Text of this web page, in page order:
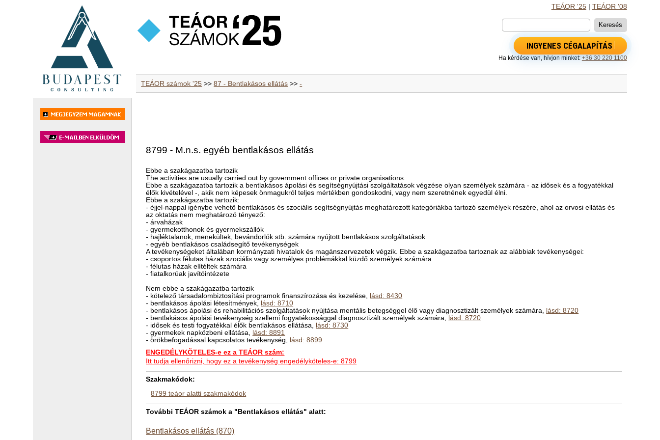
TEÁOR '25| TEÁOR '08
INGYENES CÉGALAPÍTÁS
Ha kérdése van, hívjon minket: +36 30 220 1100
TEÁOR számok '25 >>87 - Bentlakásos ellátás >>-
8799 - M.n.s. egyéb bentlakásos ellátás
Ebbe a szakágazatba tartozik
The activities are usually carried out by government offices or private organisations.
Ebbe a szakágazatba tartozik a bentlakásos ápolási és segítségnyújtási szolgáltatások végzése olyan személyek számára - az idősek és a fogyatékkal
élők kivételével -, akik nem képesek önmagukról teljes mértékben gondoskodni, vagy nem szeretnének egyedül élni.
Ebbe a szakágazatba tartozik:
- éjjel-nappal igénybe vehető bentlakásos és szociális segítségnyújtás meghatározott kategóriákba tartozó személyek részére, ahol az orvosi ellátás és
az oktatás nem meghatározó tényező:
- árvaházak
- gyermekotthonok és gyermekszállók
- hajléktalanok, menekültek, bevándorlók stb. számára nyújtott bentlakásos szolgáltatások
- egyéb bentlakásos családsegítő tevékenységek
A tevékenységeket általában kormányzati hivatalok és magánszervezetek végzik. Ebbe a szakágazatba tartoznak az alábbiak tevékenységei:
- csoportos félutas házak szociális vagy személyes problémákkal küzdő személyek számára
- félutas házak elítéltek számára
- fiatalkorúak javítóintézete
Nem ebbe a szakágazatba tartozik
- kötelező társadalombiztosítási programok finanszírozása és kezelése, lásd: 8430
- bentlakásos ápolási létesítmények, lásd: 8710
- bentlakásos ápolási és rehabilitációs szolgáltatások nyújtása mentális betegséggel élő vagy diagnosztizált személyek számára, lásd: 8720
- bentlakásos ápolási tevékenység szellemi fogyatékossággal diagnosztizált személyek számára, lásd: 8720
- idősek és testi fogyatékkal élők bentlakásos ellátása, lásd: 8730
- gyermekek napközbeni ellátása, lásd: 8891
- örökbefogadással kapcsolatos tevékenység, lásd: 8899
ENGEDÉLYKÖTELES-e ez a TEÁOR szám:
Itt tudja ellenőrizni, hogy ez a tevékenység engedélyköteles-e: 8799
Szakmakódok:
8799 teáor alatti szakmakódok
További TEÁOR számok a "Bentlakásos ellátás" alatt:
Bentlakásos ellátás (870)